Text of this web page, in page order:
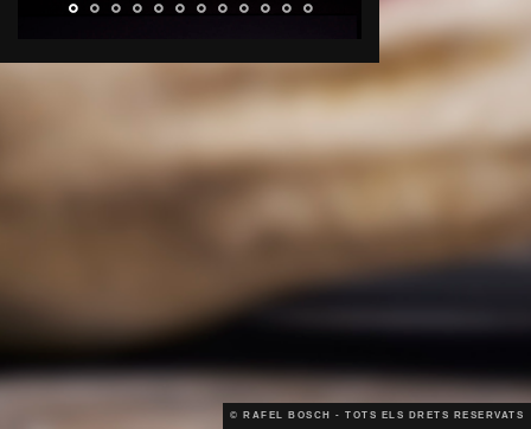
© RAFEL BOSCH - TOTS ELS DRETS RESERVATS